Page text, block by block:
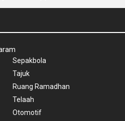
Sepakbola
Tajuk
Ruang Ramadhan
Telaah
Otomotif